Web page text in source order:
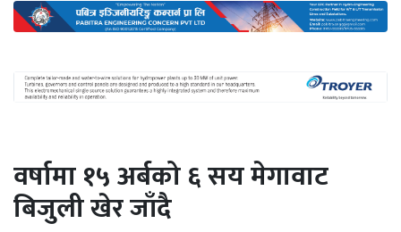
ऊर्जा
दक्षता
खबर
हरित
वर्षामा १५ अर्बको ६ सय मेगावाट
बिजुली खेर जाँदै